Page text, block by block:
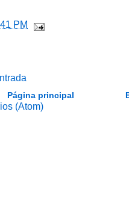
PM
Página principal
(Atom)